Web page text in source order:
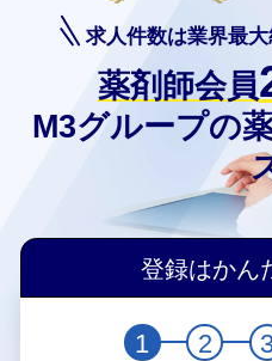
求人件数は業界最
薬剤師会員
M3グループの
登録はかん
1 2